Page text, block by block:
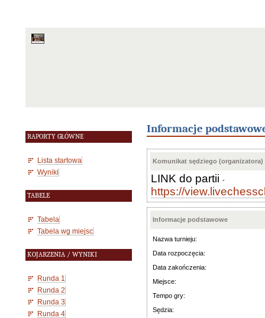
RAPORTY GŁÓWNE
Lista startowa
Wyniki
TABELE
Tabela
Tabela wg miejsc
KOJARZENIA / WYNIKI
Runda 1
Runda 2
Runda 3
Runda 4
Informacje
Komunikat sędziego (organizatora)
LINK do partii -
https://
Informacje podstawowe
Nazwa turnieju:
Data rozpoczęcia:
Data zakończenia:
Miejsce:
Tempo gry:
Sędzia: